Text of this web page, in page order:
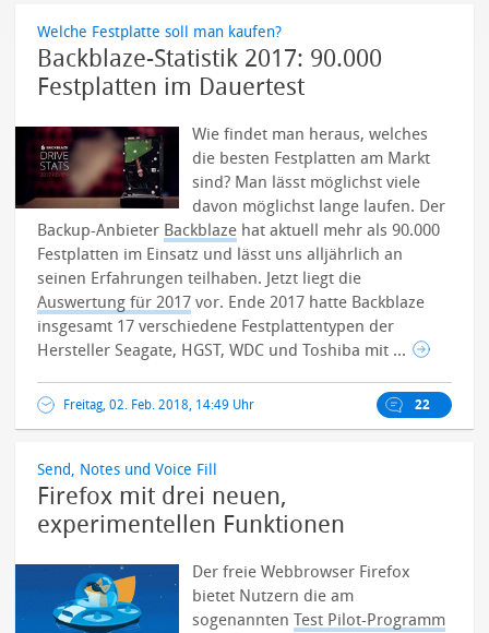
Welche Festplatte soll man kaufen?
Backblaze-Statistik 2017: 90.000
Festplatten im Dauertest
Wie findet man heraus, welches
die besten Festplatten am Markt
sind? Man lässt möglichst viele
davon möglichst lange laufen. Der
Backup-Anbieter Backblaze hat aktuell mehr als 90.000
Festplatten im Einsatz und lässt uns alljährlich an
seinen Erfahrungen teilhaben. Jetzt liegt die
Auswertung für 2017 vor. Ende 2017 hatte Backblaze
insgesamt 17 verschiedene Festplattentypen der
Hersteller Seagate, HGST, WDC und Toshiba mit ...
Freitag, 02. Feb. 2018, 14:49 Uhr 22
Send, Notes und Voice Fill
Firefox mit drei neuen,
experimentellen Funktionen
Der freie Webbrowser Firefox
bietet Nutzern die am
sogenanntenTest Pilot-Programm